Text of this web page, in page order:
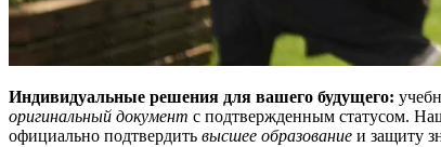
Индивидуальные решения для вашего будущего:
оригинальный документ с подтвержденным статусом.
официально подтвердить высшее образование и защиту